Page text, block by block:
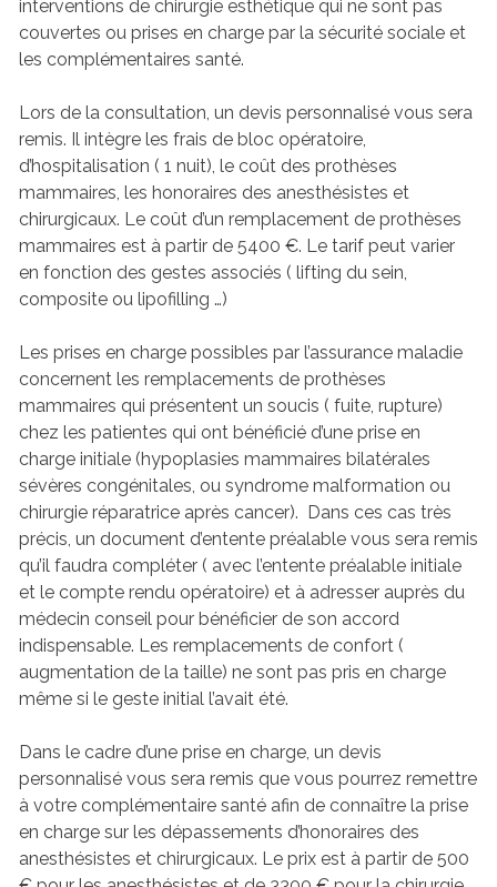
interventions de chirurgie esthétique qui ne sont pas
couvertes ou prises en charge par la sécurité sociale et
les complémentaires santé.
Lors de la consultation, un devis personnalisé vous sera
remis. Il intègre les frais de bloc opératoire,
d’hospitalisation ( 1 nuit), le coût des prothèses
mammaires, les honoraires des anesthésistes et
chirurgicaux. Le coût d’un remplacement de prothèses
mammaires est à partir de 5400 €. Le tarif peut varier
en fonction des gestes associés ( lifting du sein,
composite ou lipofilling …)
Les prises en charge possibles par l’assurance maladie
concernent les remplacements de prothèses
mammaires qui présentent un soucis ( fuite, rupture)
chez les patientes qui ont bénéficié d’une prise en
charge initiale (hypoplasies mammaires bilatérales
sévères congénitales, ou syndrome malformation ou
chirurgie réparatrice après cancer). Dans ces cas très
précis, un document d’entente préalable vous sera remis
qu’il faudra compléter ( avec l’entente préalable initiale
et le compte rendu opératoire) et à adresser auprès du
médecin conseil pour bénéficier de son accord
indispensable. Les remplacements de confort (
augmentation de la taille) ne sont pas pris en charge
même si le geste initial l’avait été.
Dans le cadre d’une prise en charge, un devis
personnalisé vous sera remis que vous pourrez remettre
à votre complémentaire santé afin de connaître la prise
en charge sur les dépassements d’honoraires des
anesthésistes et chirurgicaux. Le prix est à partir de 500